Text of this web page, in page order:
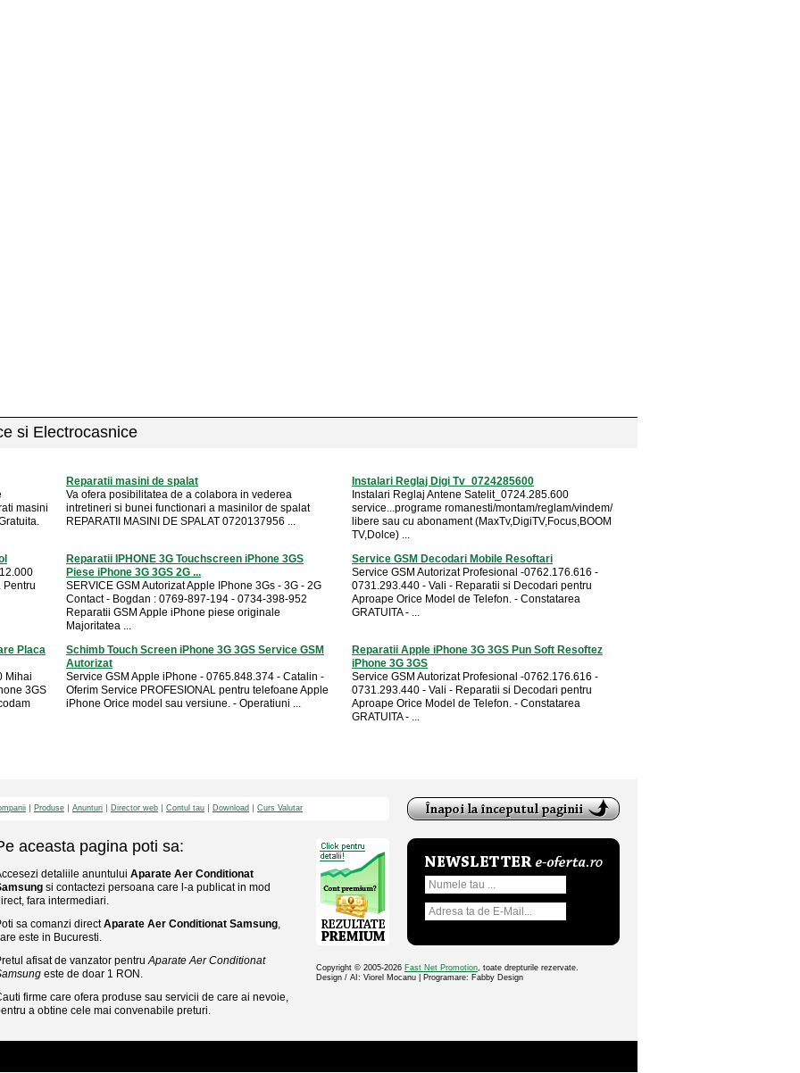
si Electrocasnice
masini
Reparatii masini de spalat
Va ofera posibilitatea de a colabora in vederea
intretineri si bunei functionari a masinilor de spalat
REPARATII MASINI DE SPALAT 0720137956 ...
Instalari Reglaj Digi Tv_0724285600
Instalari Reglaj Antene Satelit_0724.285.600
service...programe romanesti/montam/reglam/vindem/
libere sau cu abonament (MaxTv,DigiTV,Focus,BOOM
TV,Dolce) ...
Pentru
Reparatii IPHONE 3G Touchscreen iPhone 3GS
Piese iPhone 3G 3GS 2G ...
SERVICE GSM Autorizat Apple IPhone 3Gs - 3G - 2G
Contact - Bogdan : 0769-897-194 - 0734-398-952
Reparatii GSM Apple iPhone piese originale
Majoritatea ...
Service GSM Decodari Mobile Resoftari
Service GSM Autorizat Profesional -0762.176.616 -
0731.293.440 - Vali - Reparatii si Decodari pentru
Aproape Orice Model de Telefon. - Constatarea
GRATUITA - ...
Placa
Mihai
3GS
Schimb Touch Screen iPhone 3G 3GS Service GSM
Autorizat
Service GSM Apple iPhone - 0765.848.374 - Catalin -
Oferim Service PROFESIONAL pentru telefoane Apple
iPhone Orice model sau versiune. - Operatiuni ...
Reparatii Apple iPhone 3G 3GS Pun Soft Resoftez
iPhone 3G 3GS
Service GSM Autorizat Profesional -0762.176.616 -
0731.293.440 - Vali - Reparatii si Decodari pentru
Aproape Orice Model de Telefon. - Constatarea
GRATUITA - ...
Produse Anunturi Director web Contul tau Download Curs Valutar
aceasta pagina poti sa:
detaliile anuntului Aparate Aer Conditionat
si contactezi persoana care l-a publicat in mod
fara intermediari.
sa comanzi directAparate Aer Conditionat Samsung,
este in Bucuresti.
afisat de vanzator pentruAparate Aer Conditionat
este de doar 1 RON.
firme care ofera produse sau servicii de care ai nevoie,
a obtine cele mai convenabile preturi.
Copyright © 2005-2026 Fast Net Promotion, toate drepturile rezervate.
Design / AI: Viorel Mocanu | Programare: Fabby Design